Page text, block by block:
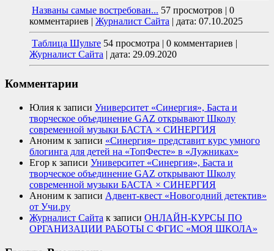
Названы самые востребован... 57 просмотров | 0
комментариев | Журналист Сайта | дата: 07.10.2025
Таблица Шульте 54 просмотра | 0 комментариев |
Журналист Сайта | дата: 29.09.2020
Комментарии
Юлия к записи Университет «Синергия», Баста и
творческое объединение GAZ открывают Школу
современной музыки БАСТА × СИНЕРГИЯ
Аноним к записи «Синергия» представит курс умного
блогинга для детей на «ТопФесте» в «Лужниках»
Егор к записи Университет «Синергия», Баста и
творческое объединение GAZ открывают Школу
современной музыки БАСТА × СИНЕРГИЯ
Аноним к записи Адвент-квест «Новогодний детектив»
от Учи.ру
Журналист Сайта к записи ОНЛАЙН-КУРСЫ ПО
ОРГАНИЗАЦИИ РАБОТЫ С ФГИС «МОЯ ШКОЛА»